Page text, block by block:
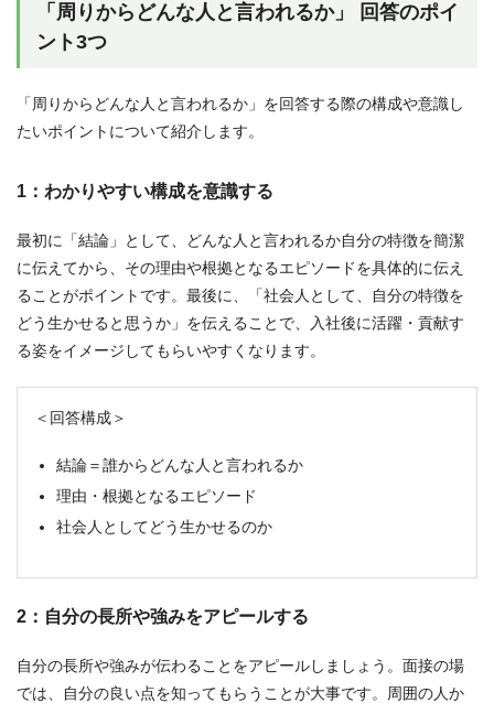
「周りからどんな人と言われるか」 回答のポイ
ント3つ
「周りからどんな人と言われるか」を回答する際の構成や意識し
たいポイントについて紹介します。
1：わかりやすい構成を意識する
最初に「結論」として、どんな人と言われるか自分の特徴を簡潔
に伝えてから、その理由や根拠となるエピソードを具体的に伝え
ることがポイントです。最後に、「社会人として、自分の特徴を
どう生かせると思うか」を伝えることで、入社後に活躍・貢献す
る姿をイメージしてもらいやすくなります。
＜回答構成＞
結論＝誰からどんな人と言われるか
理由・根拠となるエピソード
社会人としてどう生かせるのか
2：自分の長所や強みをアピールする
自分の長所や強みが伝わることをアピールしましょう。面接の場
では、自分の良い点を知ってもらうことが大事です。周囲の人か